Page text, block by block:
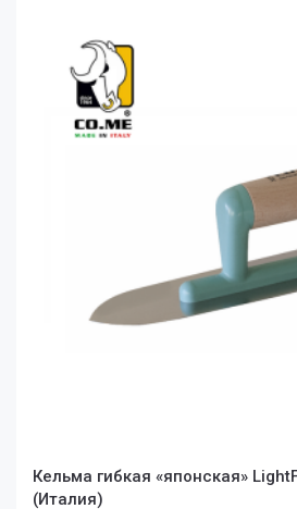
Кельма гибкая «японская»
(Италия)